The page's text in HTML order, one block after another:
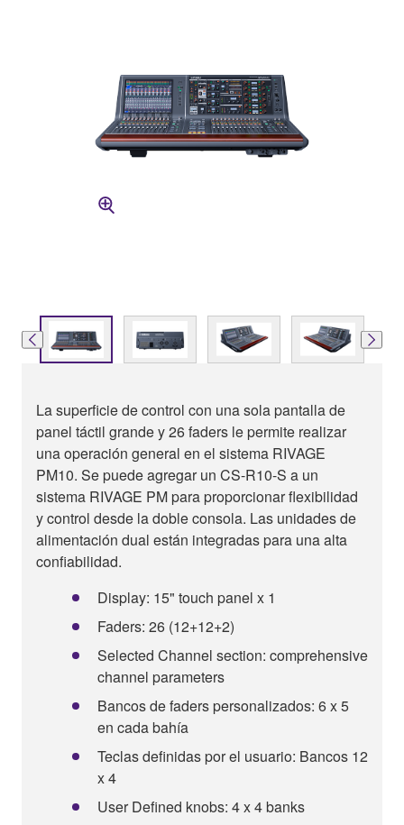
La superficie de control con una sola pantalla de
panel táctil grande y 26 faders le permite realizar
una operación general en el sistema RIVAGE
PM10. Se puede agregar un CS-R10-S a un
sistema RIVAGE PM para proporcionar flexibilidad
y control desde la doble consola. Las unidades de
alimentación dual están integradas para una alta
confiabilidad.
Display: 15" touch panel x 1
Faders: 26 (12+12+2)
Selected Channel section: comprehensive
channel parameters
Bancos de faders personalizados: 6 x 5
en cada bahía
Teclas definidas por el usuario: Bancos 12
x 4
User Defined knobs: 4 x 4 banks